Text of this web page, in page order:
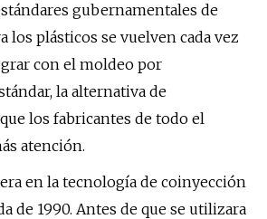
gubernamentales de
los plásticos se vuelven cada vez
con el moldeo por
la alternativa de
los fabricantes de todo el
atención.
en la tecnología de coinyección
de 1990. Antes de que se utilizara